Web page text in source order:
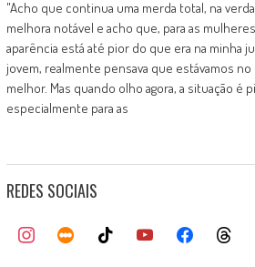
"Acho que continua uma merda total, na
melhora notável e acho que, para as
aparência está até pior do que era na minha
jovem, realmente pensava que estávamos
melhor. Mas quando olho agora, a situação é
especialmente para as
REDES SOCIAIS